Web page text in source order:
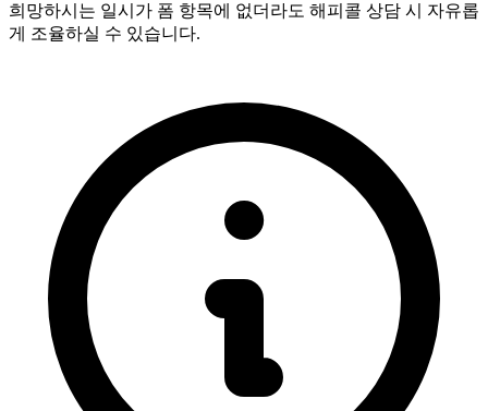
희망하시는 일시가 폼 항목에 없더라도 해피콜 상담 시 자유롭
게 조율하실 수 있습니다.